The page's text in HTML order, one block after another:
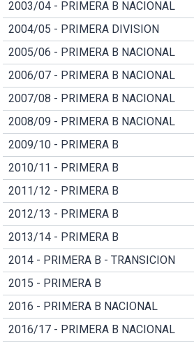
2003/04 - PRIMERA B NACIONAL
2004/05 - PRIMERA DIVISION
2005/06 - PRIMERA B NACIONAL
2006/07 - PRIMERA B NACIONAL
2007/08 - PRIMERA B NACIONAL
2008/09 - PRIMERA B NACIONAL
2009/10 - PRIMERA B
2010/11 - PRIMERA B
2011/12 - PRIMERA B
2012/13 - PRIMERA B
2013/14 - PRIMERA B
2014 - PRIMERA B - TRANSICION
2015 - PRIMERA B
2016 - PRIMERA B NACIONAL
2016/17 - PRIMERA B NACIONAL